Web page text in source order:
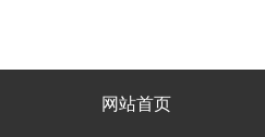
网站首页